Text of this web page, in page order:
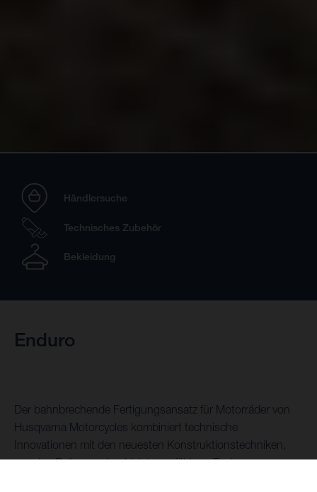
Händlersuche
Technisches Zubehör
Bekleidung
Enduro
Der bahnbrechende Fertigungsansatz für Motorräder von
Husqvarna Motorcycles kombiniert technische
Innovationen mit den neuesten Konstruktionstechniken,
um eine Reihe von hochleistungsfähigen Enduros zu